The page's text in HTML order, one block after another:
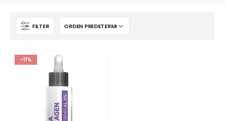
FILTER
-11%